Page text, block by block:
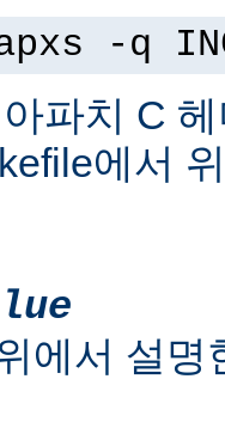
-q
파치 C
에서
에서 설